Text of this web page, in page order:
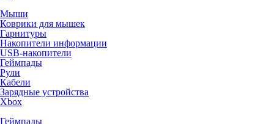
Мыши
Коврики для мышек
Гарнитуры
Накопители информации
USB-накопители
Геймпады
Рули
Кабели
Зарядные устройства
Xbox
Геймпады